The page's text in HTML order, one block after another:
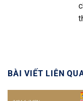
BÀI VIẾT LIÊN